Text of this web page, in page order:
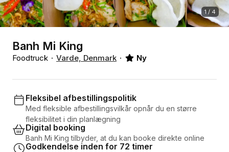
1 / 4
Banh Mi King
Foodtruck Varde, Denmark Ny
Fleksibel afbestillingspolitik
Med fleksible afbestillingsvilkår opnår du en større
fleksibilitet i din planlægning
Digital booking
Banh Mi King tilbyder, at du kan booke direkte online
Godkendelse inden for 72 timer